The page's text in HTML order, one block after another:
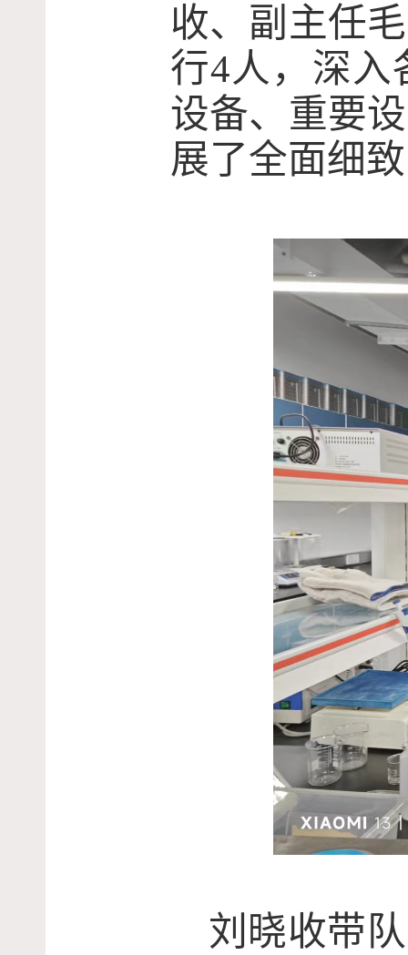
收、副主任
行4人，深入
设备、重要
展了全面细
刘晓收带